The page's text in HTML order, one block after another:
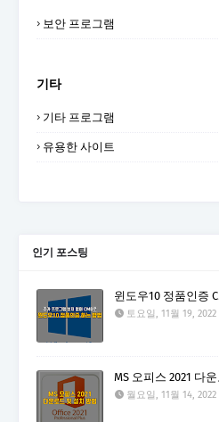
보안 프로그램
기타
기타 프로그램
유용한 사이트
인기 포스팅
윈도우10 정품인증
토요일, 11월 19, 2022
MS 오피스 2021 다
월요일, 11월 14, 2022